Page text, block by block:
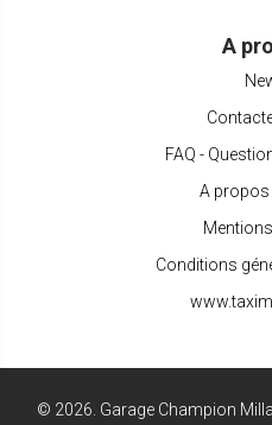
A
FAQ -
A propos
Conditions
© 2026 Garage Champion